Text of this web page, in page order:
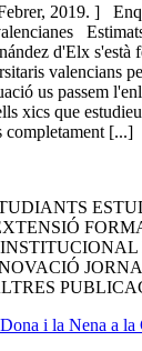
2019. ]
d'Elx s'està
valencians
us passem
xics que
completament [...]
i la Nena a la